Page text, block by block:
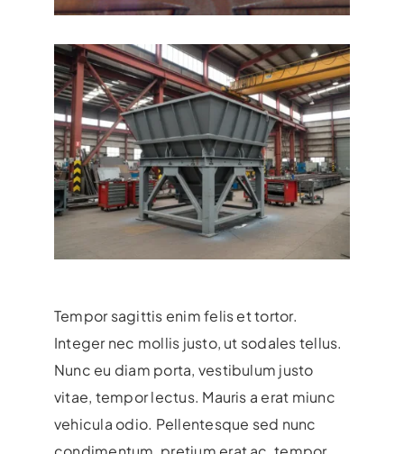
Tempor sagittis enim felis et tortor.
Integer nec mollis justo, ut sodales tellus.
Nunc eu diam porta, vestibulum justo
vitae, tempor lectus. Mauris a erat miunc
vehicula odio. Pellentesque sed nunc